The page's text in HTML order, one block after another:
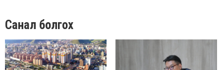
Санал болгох